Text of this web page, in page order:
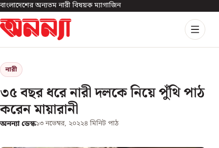
বাংলাদেশের অন্যতম নারী বিষয়ক ম্যাগাজিন
নারী
৩৫ বছর ধরে নারী দলকে নিয়ে পুঁথি পাঠ
করেন মায়ারানী
অনন্যা ডেস্ক১৩ নভেম্বর, ২০২২৪ মিনিট পাঠ